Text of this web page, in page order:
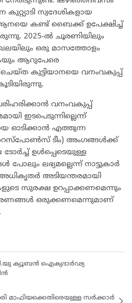
സ്വദേശികളായ
കണ്ട് ബൈക്ക് ഉപേക്ഷിച്ച്
2025-ൽ ചൂരണിയിലും
ഒരു മാസത്തോളം
ആറുപേരെ
ചെയ്ത കുട്ടിയാനയെ വനംവകുപ്പ്
വനംവകുപ്പ്
ഇടപെടുന്നില്ലെന്ന്
ഓടിക്കാൻ എത്തുന്ന
ടീം) അംഗങ്ങൾക്ക്
ഉൾപ്പെടെയുള്ള
പോലും ലഭ്യമല്ലെന്ന് നാട്ടുകാർ
അടിയന്തരമായി
സുരക്ഷ ഉറപ്പാക്കണമെന്നും
ഒരുക്കണമെന്നുമാണ്
ക്യൂബൻ ഐക്യദാർഢ്യ
മാഫിയക്കെതിരെയുള്ള സർക്കാർ